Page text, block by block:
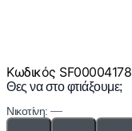
Κωδικός SF00004178
Θες να στο φτιάξουμε;
Νικοτίνη: —